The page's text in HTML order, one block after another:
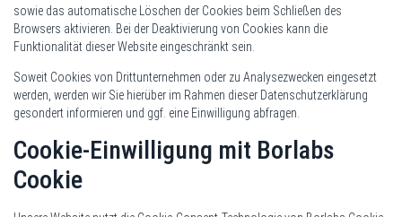
sowie das automatische Löschen der Cookies beim Schließen des
Browsers aktivieren. Bei der Deaktivierung von Cookies kann die
Funktionalität dieser Website eingeschränkt sein.
Soweit Cookies von Drittunternehmen oder zu Analysezwecken eingesetzt
werden, werden wir Sie hierüber im Rahmen dieser Datenschutzerklärung
gesondert informieren und ggf. eine Einwilligung abfragen.
Cookie-Einwilligung mit Borlabs
Cookie